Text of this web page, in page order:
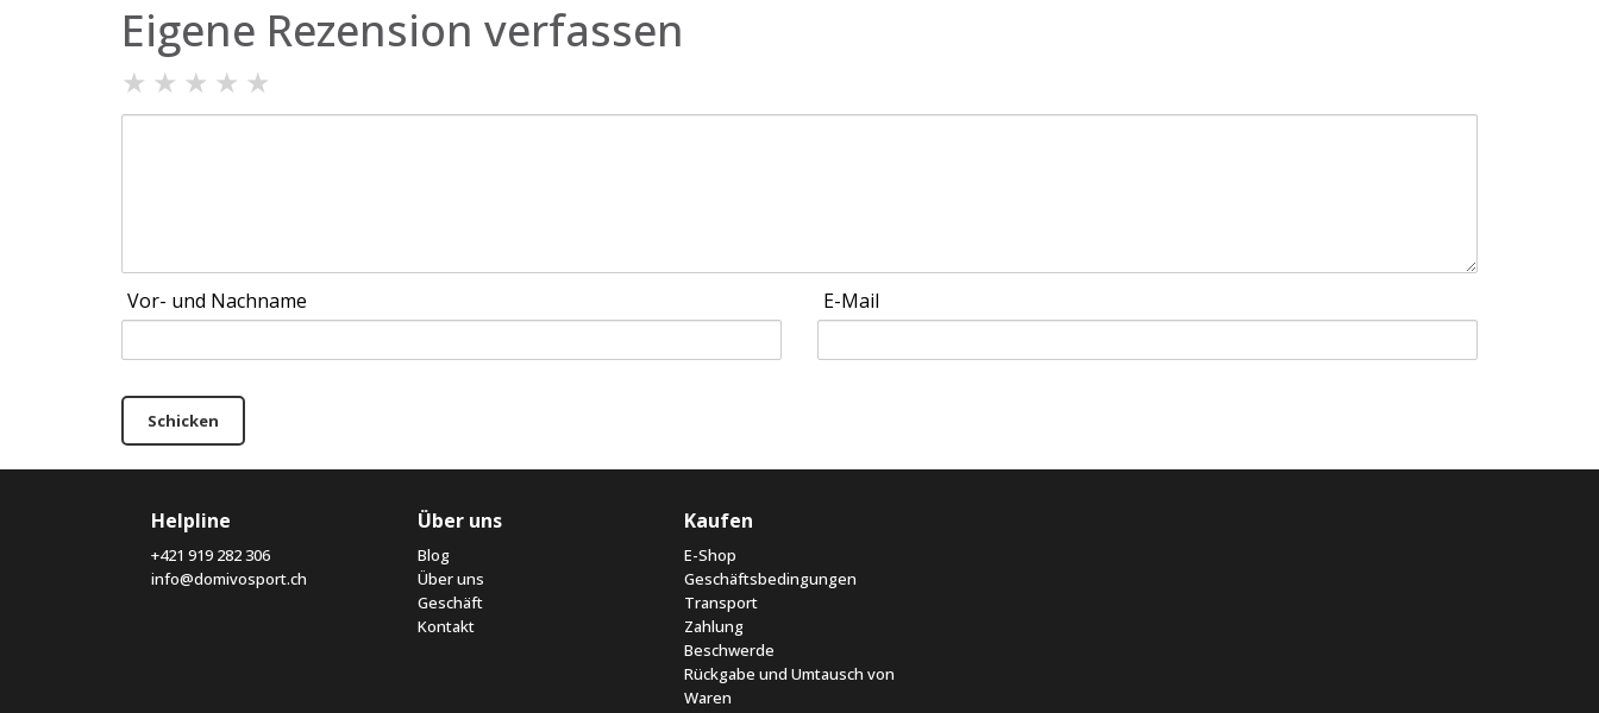
Eigene Rezension verfassen
★ ★ ★ ★ ★
Vor- und Nachname E-Mail
Schicken
Helpline
+421 919 282 306
info@domivosport.ch
Über uns
Blog
Über uns
Geschäft
Kontakt
Kaufen
E-Shop
Geschäftsbedingungen
Transport
Zahlung
Beschwerde
Rückgabe und Umtausch von
Waren